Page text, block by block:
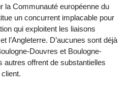
la Communauté européenne du
un concurrent implacable pour
qui exploitent les liaisons
l’Angleterre. D’aucunes sont déjà
Douvres et Boulogne-
autres offrent de substantielles